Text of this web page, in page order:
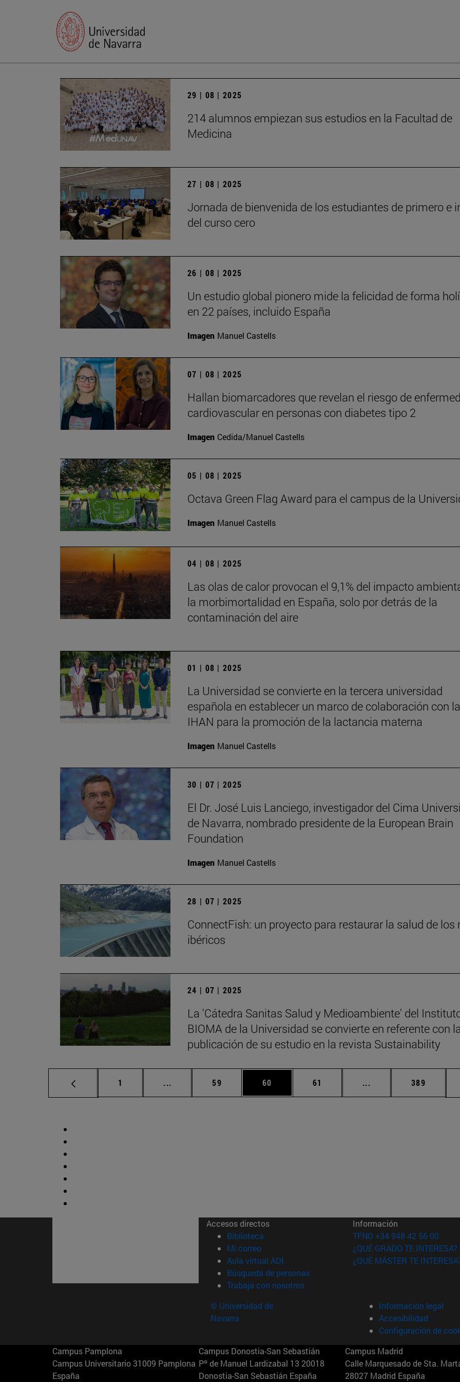
29 | 08 | 2025
214 alumnos empiezan sus estudios en la Facultad de
Medicina
27 | 08 | 2025
Jornada de bienvenida de los estudiantes de primero e
del curso cero
26 | 08 | 2025
Un estudio global pionero mide la felicidad de forma
en 22 países, incluido España
Imagen Manuel Castells
07 | 08 | 2025
Hallan biomarcadores que revelan el riesgo de
cardiovascular en personas con diabetes tipo 2
Imagen Cedida/Manuel Castells
05 | 08 | 2025
Octava Green Flag Award para el campus de la
Imagen Manuel Castells
04 | 08 | 2025
Las olas de calor provocan el 9,1% del impacto
la morbimortalidad en España, solo por detrás de la
contaminación del aire
01 | 08 | 2025
La Universidad se convierte en la tercera universidad
española en establecer un marco de colaboración con la
IHAN para la promoción de la lactancia materna
Imagen Manuel Castells
30 | 07 | 2025
El Dr. José Luis Lanciego, investigador del Cima
de Navarra, nombrado presidente de la European Brain
Foundation
Imagen Manuel Castells
28 | 07 | 2025
ConnectFish: un proyecto para restaurar la salud de los
ibéricos
24 | 07 | 2025
La 'Cátedra Sanitas Salud y Medioambiente' del
BIOMA de la Universidad se convierte en referente con
publicación de su estudio en la revista Sustainability
Página
1 ... Páginas intermedias Use TAB para desplazarse.
Página
59 Página
60 Página
61 ... Páginas intermedias
Página
389
Accesos directos
Biblioteca (abre en nueva ventana)
Mi correo(abre en nueva ventana)
Aula virtual ADI (abre en nueva ventana)
Búsqueda de personas(abre en nueva ventana)
Trabaja con nosotros(abre en nueva ventana)
Información
TFNO +34 948 42 56 00
¿QUÉ GRADO TE INTERESA?
¿QUÉ MÁSTER TE
© Universidad de
Navarra
Información legal
Accesibilidad
Configuración de
Campus Pamplona
Campus Universitario 31009 Pamplona
España
Campus Donostia-San Sebastián
Pº de Manuel Lardizabal 13 20018
Donostia-San Sebastián España
Campus Madrid
Calle Marquesado de Sta.
28027 Madrid España